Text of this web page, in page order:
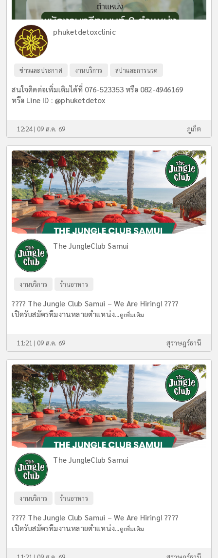
phuketdetoxclinic
ข่าวและประกาศ งานบริการ สปาและการนวด
สนใจติดต่อเพิ่มเติมได้ที่ 076-523353 หรือ 082-4946169
หรือ Line ID : @phuketdetox
12:24 | 09 ส.ค. 69 ภูเก็ต
The JungleClub Samui
งานบริการ ร้านอาหาร
???? The Jungle Club Samui – We Are Hiring! ????
เปิดรับสมัครทีมงานหลายตำแหน่ง...ดูเพิ่มเติม
11:21 | 09 ส.ค. 69 สุราษฎร์ธานี
The JungleClub Samui
งานบริการ ร้านอาหาร
???? The Jungle Club Samui – We Are Hiring! ????
เปิดรับสมัครทีมงานหลายตำแหน่ง...ดูเพิ่มเติม